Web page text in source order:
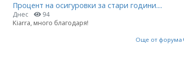
Процент на осигуровки за стари години....
Днес 94
Kiarra, много благодаря!
Още от форума